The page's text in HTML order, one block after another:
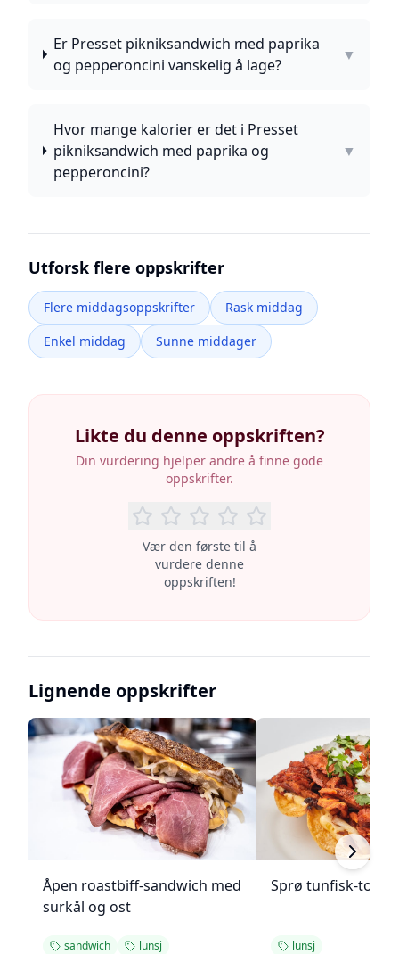
Er Presset pikniksandwich med paprika
og pepperoncini vanskelig å lage?
▼
Hvor mange kalorier er det i Presset
pikniksandwich med paprika og
pepperoncini?
▼
Utforsk flere oppskrifter
Flere middagsoppskrifter
Rask middag
Enkel middag
Sunne middager
Likte du denne oppskriften?
Din vurdering hjelper andre å finne gode
oppskrifter.
Vær den første til å
vurdere denne
oppskriften!
Lignende oppskrifter
Åpen roastbiff-sandwich med
surkål og ost
sandwich lunsj
Sprø tunfisk-
lunsj